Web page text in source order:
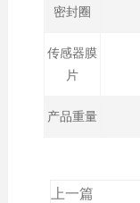
密封圈
传感器膜
片
产品重量
上一篇